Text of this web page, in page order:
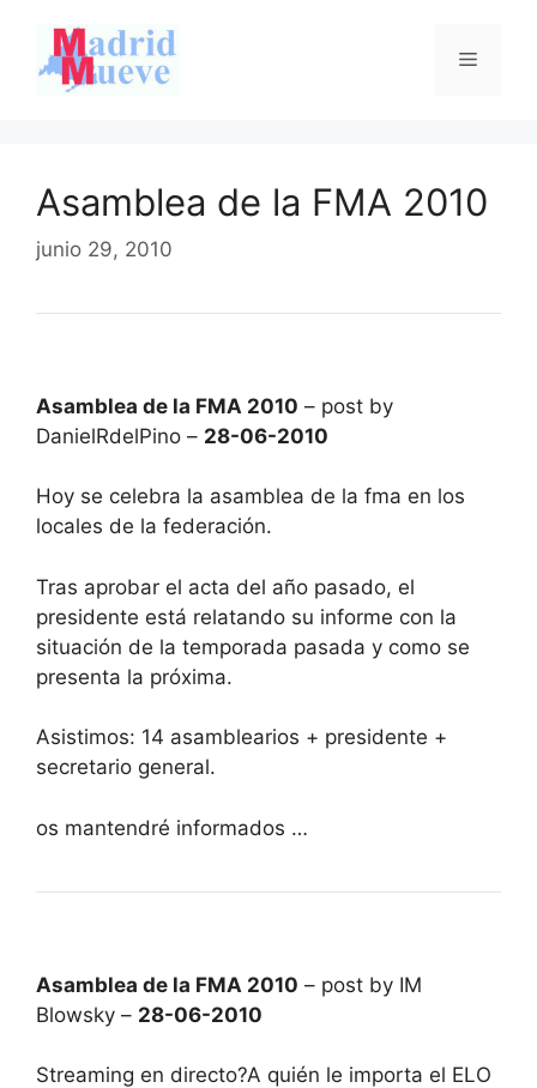
contenido
Menú
Asamblea de la FMA 2010
junio 29, 2010
Asamblea de la FMA 2010 – post by
DanielRdelPino – 28-06-2010
Hoy se celebra la asamblea de la fma en los
locales de la federación.
Tras aprobar el acta del año pasado, el
presidente está relatando su informe con la
situación de la temporada pasada y como se
presenta la próxima.
Asistimos: 14 asamblearios + presidente +
secretario general.
os mantendré informados …
Asamblea de la FMA 2010 – post by IM
Blowsky – 28-06-2010
Streaming en directo?A quién le importa el ELO